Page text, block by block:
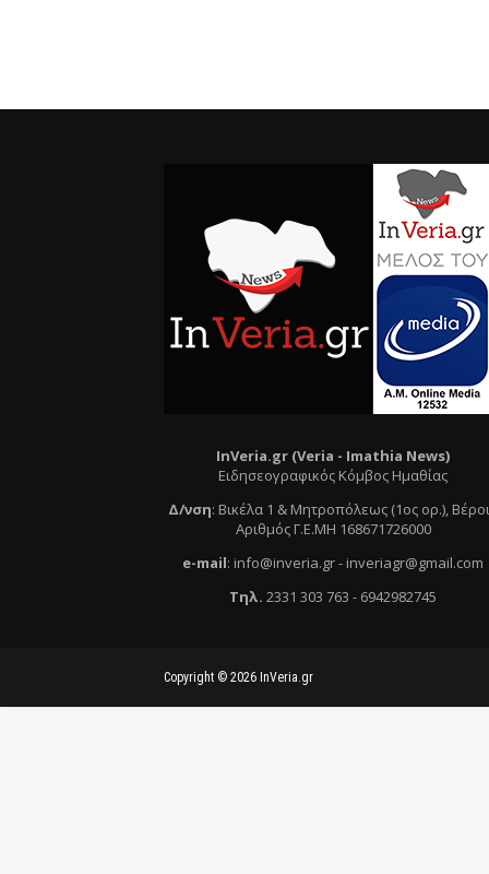
InVeria.gr (Veria - Ιmathia News)
Ειδησεογραφικός Κόμβος Ημαθίας
Δ/νση: Βικέλα 1 & Μητροπόλεως (1ος ορ.),
Αριθμός Γ.Ε.ΜΗ 168671726000
e-mail: info@inveria.gr- inveriagr@gmail.com
Τηλ. 2331 303 763 - 6942982745
Copyright © 2026 InVeria.gr